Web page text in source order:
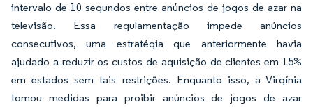
intervalo de 10 segundos entre anúncios de jogos de azar na
televisão. Essa regulamentação impede anúncios
consecutivos, uma estratégia que anteriormente havia
ajudado a reduzir os custos de aquisição de clientes em 15%
em estados sem tais restrições. Enquanto isso, a Virgínia
tomou medidas para proibir anúncios de jogos de azar